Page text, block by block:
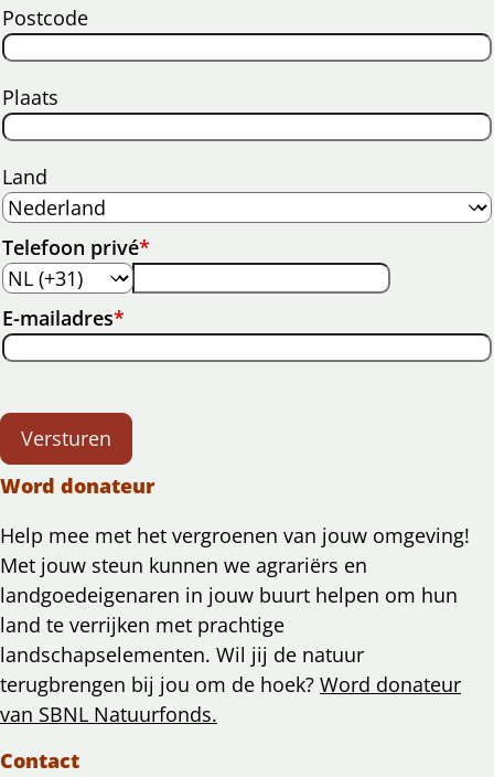
Postcode
Plaats
Land
Telefoon privé*
E-mailadres*
Versturen
Word donateur
Help mee met het vergroenen van jouw omgeving!
Met jouw steun kunnen we agrariërs en
landgoedeigenaren in jouw buurt helpen om hun
land te verrijken met prachtige
landschapselementen. Wil jij de natuur
terugbrengen bij jou om de hoek? Word donateur
van SBNL Natuurfonds.
Contact